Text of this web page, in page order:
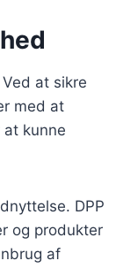
at sikre
med at
kunne
DPP
og produkter
af